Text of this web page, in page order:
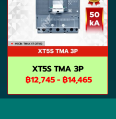
XT5S TMA 3P
฿12,745-฿14,465